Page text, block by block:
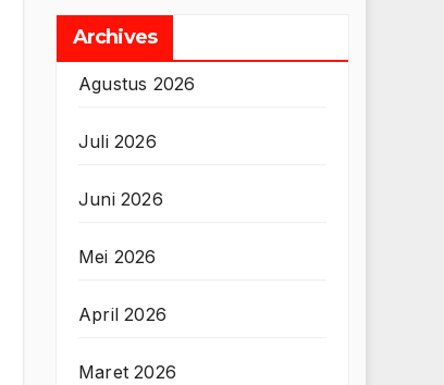
Archives
Agustus 2026
Juli 2026
Juni 2026
Mei 2026
April 2026
Maret 2026